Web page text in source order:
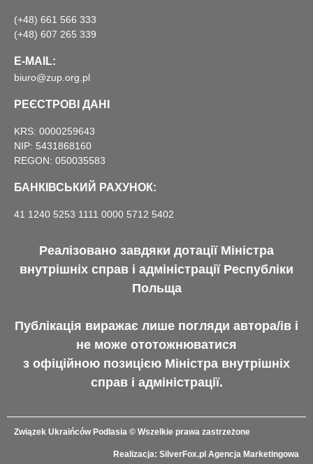
(+48) 661 566 333
(+48) 607 265 339
E-MAIL:
biuro@zup.org.pl
РЕЄСТРОВІ ДАНІ
KRS: 0000259643
NIP: 5431868160
REGON: 050035583
БАНКІВСЬКИЙ РАХУНОК:
41 1240 5253 1111 0000 5712 5402
Реалізовано завдяки дотації Міністра
внутрішніх справ і адміністрації Республіки
Польща
Публікація виражає лише погляди автора/ів і
не може ототожнюватися
з офіційною позицією Міністра внутрішніх
справ і адміністрації.
Związek Ukraińców Podlasia © Wszelkie prawa zastrzeżone
Realizacja: SilverFox.pl Agencja Marketingowa